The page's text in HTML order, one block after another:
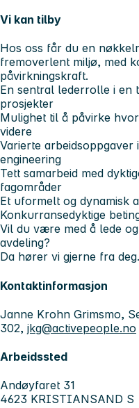
Vi kan tilby
Hos oss får du en
fremoverlent miljø, med
påvirkningskraft.
En sentral lederrolle i en
prosjekter
Mulighet til å påvirke
videre
Varierte
engineering
Tett samarbeid med
fagområder
Et uformelt og dynamisk
Konkurransedyktige
Vil du være med å lede
avdeling?
Da hører vi gjerne fra deg.
Kontaktinformasjon
Janne Krohn Grimsmo,
302, jkg@activepeople.no
Arbeidssted
Andøyfaret 31
4623 KRISTIANSAND S